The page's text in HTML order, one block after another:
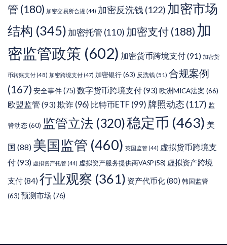
管 (180) 加密交易所合规 (44) 加密反洗钱 (122) 加密市场
结构 (345) 加密托管 (110) 加密支付 (188) 加
密监管政策 (602) 加密货币跨境支付(91) 加密货
币转账支付 (48) 加密跨境支付 (47) 加密银行(63) 反洗钱(51) 合规案例
(167) 安全事件(75) 数字货币跨境支付(93)欧洲MICA法案 (66)
欧盟监管 (93)欺诈 (96) 比特币ETF (99) 牌照动态 (117) 监
管动态(60) 监管立法 (320)稳定币 (463) 美
国 (88) 美国监管 (460) 英国监管 (44) 虚拟货币跨境支
付(93) 虚拟资产托管 (44) 虚拟资产服务提供商VASP(58) 虚拟资产跨境
支付(84) 行业观察 (361) 资产代币化(80) 韩国监管
(63) 预测市场 (76)